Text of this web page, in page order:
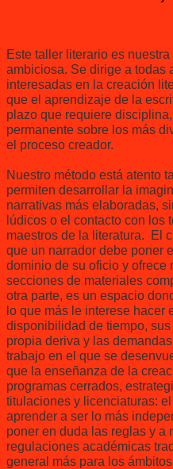
Este taller literario es
ambiciosa. Se dirige a todas
interesadas en la creación
que el aprendizaje de la
plazo que requiere
permanente sobre los más
el proceso creador.
Nuestro método está atento
permiten desarrollar la
narrativas más elaboradas,
lúdicos o el contacto con los
maestros de la literatura. El
que un narrador debe poner
dominio de su oficio y ofrece
secciones de materiales
otra parte, es un espacio
lo que más le interese hacer
disponibilidad de tiempo,
propia deriva y las
trabajo en el que se
que la enseñanza de la
programas cerrados,
titulaciones y licenciaturas:
aprender a ser lo más
poner en duda las reglas y a
regulaciones académicas
general más para los